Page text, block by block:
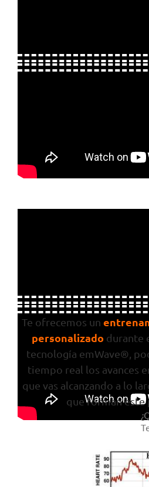
Te ofrecemos un
personalizado durante
tecnología emWave®,
tiempo real los avances
que vas alcanzando a lo
que forman este